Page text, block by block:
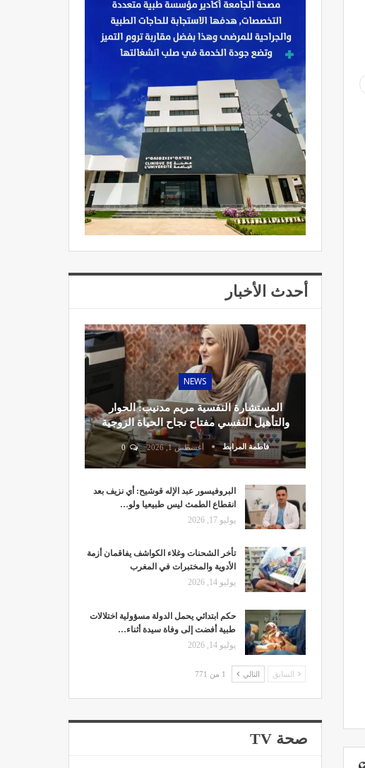
أحدث الأخبار
NEWS
المستشارة النفسية مريم مدنيب: الحوار
والتأهيل النفسي مفتاح نجاح الحياة الزوجية
فاطمة المرابط أغسطس 1, 2026 0
البروفيسور عبد الإله قوشيح: أي نزيف بعد
انقطاع الطمث ليس طبيعيا ولو…
يوليو 17, 2026
تأخر الشحنات وغلاء الكواشف يفاقمان أزمة
الأدوية والمختبرات في المغرب
يوليو 14, 2026
حكم ابتدائي يحمل الدولة مسؤولية اختلالات
طبية أفضت إلى وفاة سيدة أثناء…
يوليو 14, 2026
السابق التالي 1 من 771
صحة TV